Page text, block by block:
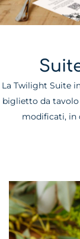
La Twilight Suite
biglietto da tavolo
modificati, in